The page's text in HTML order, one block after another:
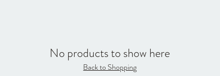
No products to show here
Back to Shopping